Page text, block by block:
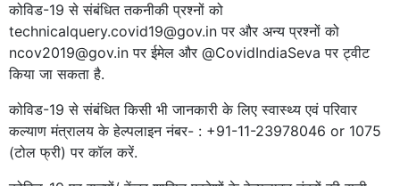
कोविड-19 से संबंधित तकनीकी प्रश्नों को
technicalquery.covid19@gov.in पर और अन्य प्रश्नों को
ncov2019@gov.in पर ईमेल और @CovidIndiaSeva पर ट्वीट
किया जा सकता है.
कोविड-19 से संबंधित किसी भी जानकारी के लिए स्वास्थ्य एवं परिवार
कल्याण मंत्रालय के हेल्पलाइन नंबर- : +91-11-23978046 or 1075
(टोल फ्री) पर कॉल करें.